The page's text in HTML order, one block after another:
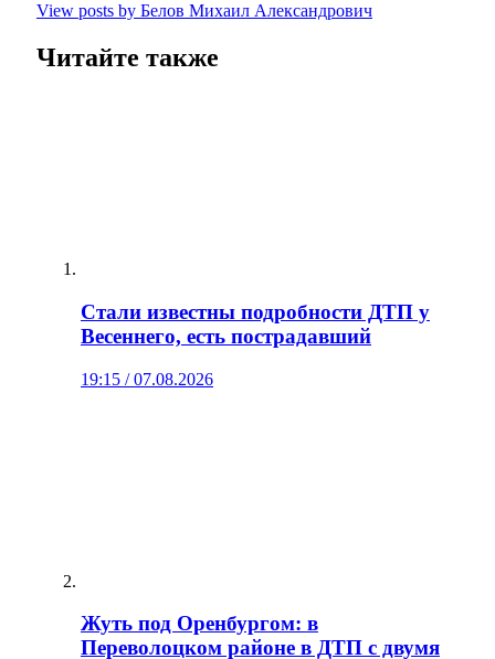
View posts by Белов Михаил Александрович
Читайте также
Стали известны подробности ДТП у
Весеннего, есть пострадавший
19:15 / 07.08.2026
Жуть под Оренбургом: в
Переволоцком районе в ДТП с двумя